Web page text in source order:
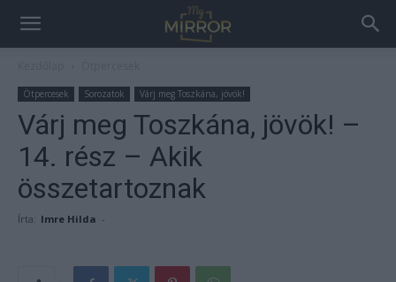
Ötpercesek Sorozatok Várj meg Toszkána, jövök!
Várj meg Toszkána, jövök! –
14. rész – Akik
összetartoznak
Írta: Imre Hilda -